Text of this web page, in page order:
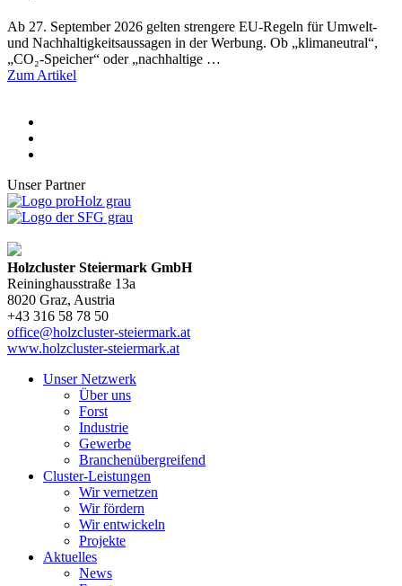
Ab 27. September 2026 gelten strengere EU-Regeln für Umwelt-
und Nachhaltigkeitsaussagen in der Werbung. Ob „klimaneutral“,
„CO₂-Speicher“ oder „nachhaltige …
Zum Artikel
Unser Partner
Holzcluster Steiermark GmbH
Reininghausstraße 13a
8020 Graz, Austria
+43 316 58 78 50
office@holzcluster-steiermark.at
www.holzcluster-steiermark.at
Unser Netzwerk
Über uns
Forst
Industrie
Gewerbe
Branchenübergreifend
Cluster-Leistungen
Wir vernetzen
Wir fördern
Wir entwickeln
Projekte
Aktuelles
News